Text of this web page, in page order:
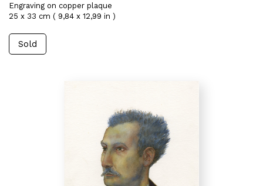
Engraving on copper plaque
25 x 33 cm ( 9,84 x 12,99 in )
Sold